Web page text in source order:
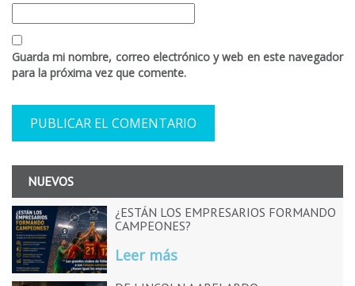
Guarda mi nombre, correo electrónico y web en este navegador
para la próxima vez que comente.
NUEVOS
¿ESTÁN LOS EMPRESARIOS FORMANDO
CAMPEONES?
Leer más